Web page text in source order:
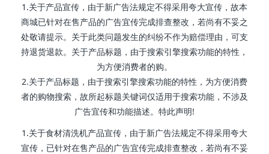
1.关于产品宣传，由于新广告法规定不得采用夸大宣传，故本
商城已针对在售产品的广告宜传完成排查整改，若尚有不妥之
处敬请提示。关于此类问题发生的纠纷不作为赔偿理由，可支
持退货退款。关于产品标题，由于搜索引擎搜索功能的特性，
为方便消费者的购。
2.关于产品标题，由于搜索引擎搜索功能的特性，为方便消费
者的购物搜索，故所起标题关键词仅适用于搜索功能，不涉及
广告宜传和功能描述。特此声明!
1.关于食材清洗机产品宣传，由于新广告法规定不得采用夸大
宣传，已针对在售产品的广告宜传完成排查整改，若尚有不妥